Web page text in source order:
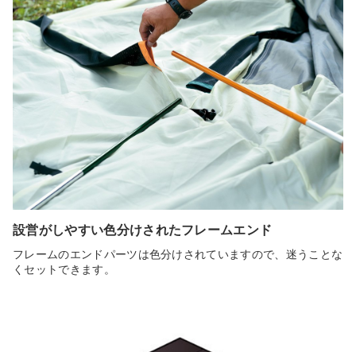
設営がしやすい色分けされたフレームエンド
フレームのエンドパーツは色分けされていますので、迷うことな
くセットできます。